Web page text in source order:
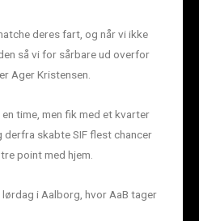
deres fart, og når vi ikke
så vi for sårbare ud overfor
Ager Kristensen.
time, men fik med et kvarter
derfra skabte SIF flest chancer
point med hjem.
i Aalborg, hvor AaB tager